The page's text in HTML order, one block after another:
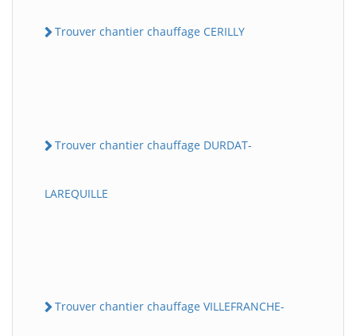
Trouver chantier chauffage CERILLY
Trouver chantier chauffage DURDAT-
LAREQUILLE
Trouver chantier chauffage VILLEFRANCHE-